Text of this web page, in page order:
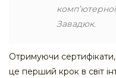
Завадюк.
Отримуючи
це перший крок в світ